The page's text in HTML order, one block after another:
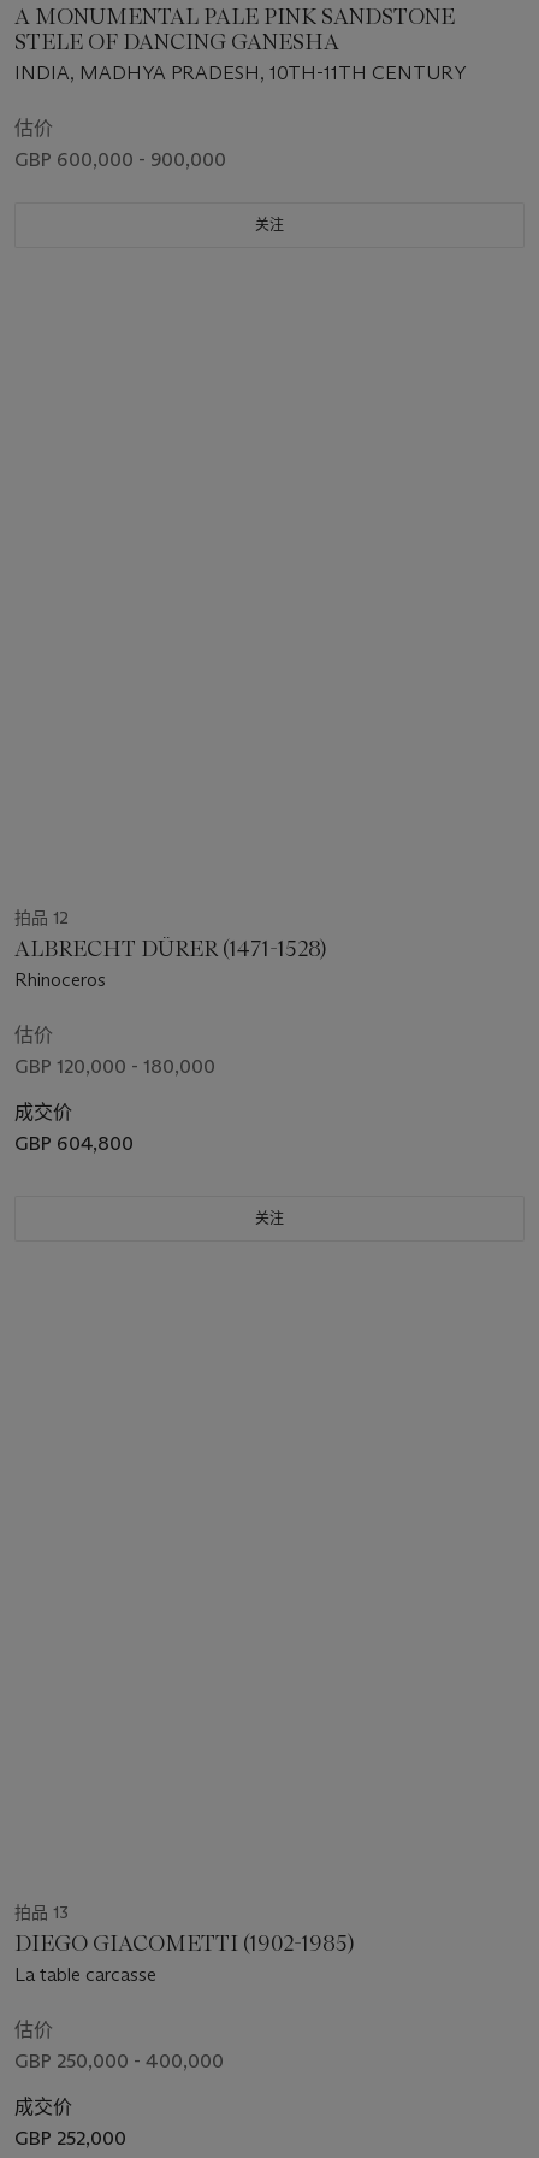
A MONUMENTAL PALE PINK SANDSTONE
STELE OF DANCING GANESHA
INDIA, MADHYA PRADESH, 10TH-11TH CENTURY
估价
GBP 600,000 - 900,000
关注
拍品 12
ALBRECHT DÜRER (1471-1528)
Rhinoceros
估价
GBP 120,000 - 180,000
成交价
GBP 604,800
关注
拍品 13
DIEGO GIACOMETTI (1902-1985)
La table carcasse
估价
GBP 250,000 - 400,000
成交价
GBP 252,000